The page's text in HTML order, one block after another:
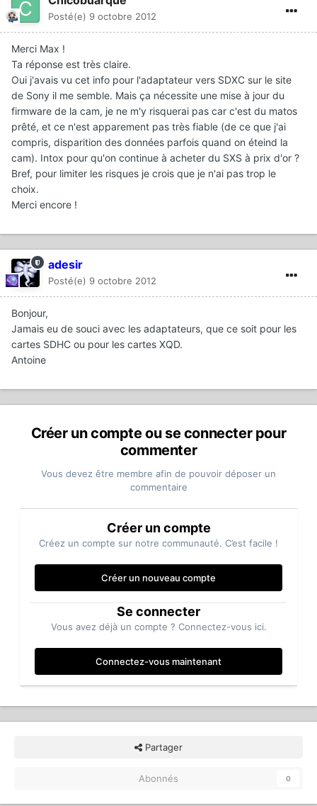
Posté(e) 9 octobre 2012
Merci Max !
Ta réponse est très claire.
Oui j'avais vu cet info pour l'adaptateur vers SDXC sur le site
de Sony il me semble. Mais ça nécessite une mise à jour du
firmware de la cam, je ne m'y risquerai pas car c'est du matos
prêté, et ce n'est apparement pas très fiable (de ce que j'ai
compris, disparition des données parfois quand on éteind la
cam). Intox pour qu'on continue à acheter du SXS à prix d'or ?
Bref, pour limiter les risques je crois que je n'ai pas trop le
choix.
Merci encore !
adesir
Posté(e) 9 octobre 2012
Bonjour,
Jamais eu de souci avec les adaptateurs, que ce soit pour les
cartes SDHC ou pour les cartes XQD.
Antoine
Créer un compte ou se connecter pour
commenter
Vous devez être membre afin de pouvoir déposer un
commentaire
Créer un compte
Créez un compte sur notre communauté. C’est facile !
Créer un nouveau compte
Se connecter
Vous avez déjà un compte ? Connectez-vous ici.
Connectez-vous maintenant
Partager
Abonnés 0